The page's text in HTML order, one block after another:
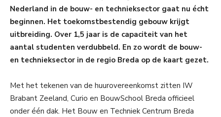
Nederland in de bouw- en technieksector gaat nu écht
beginnen. Het toekomstbestendig gebouw krijgt
uitbreiding. Over 1,5 jaar is de capaciteit van het
aantal studenten verdubbeld. En zo wordt de bouw-
en technieksector in de regio Breda op de kaart gezet.
Met het tekenen van de huurovereenkomst zitten IW
Brabant Zeeland, Curio en BouwSchool Breda officieel
onder één dak. Het Bouw en Techniek Centrum Breda